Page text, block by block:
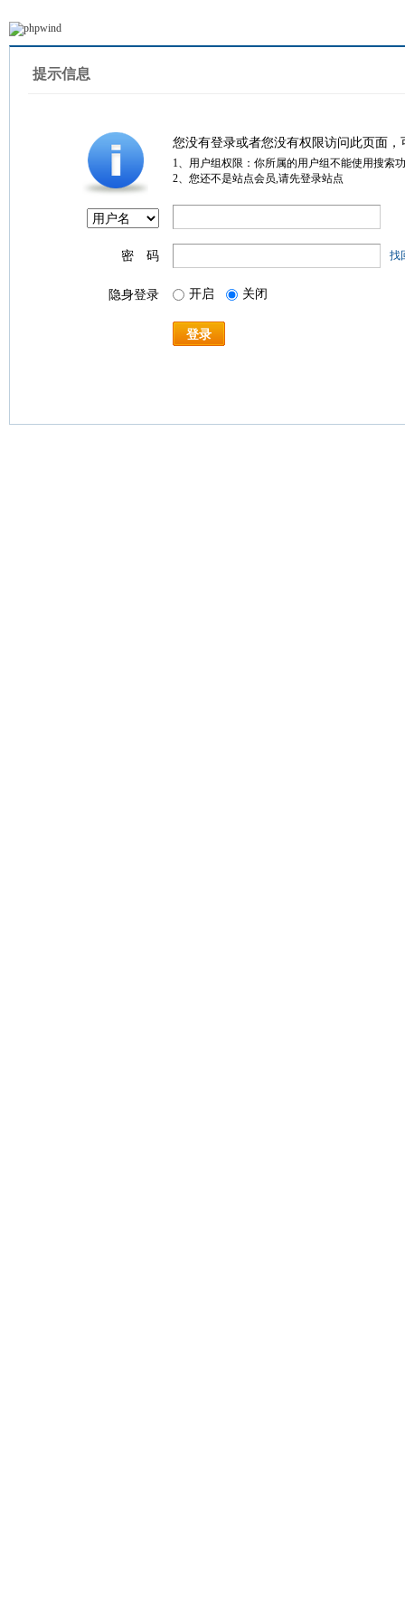
提示信息
您没有登录或者您没有权限访问此页面
1、用户组权限：你所属的用户组不能使用搜索
2、您还不是站点会员,请先登录站点
密 码 找
隐身登录 开启 关闭
登录